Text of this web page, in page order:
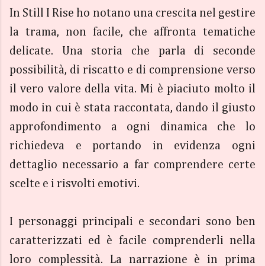
In Still I Rise ho notano una crescita nel gestire
la trama, non facile, che affronta tematiche
delicate. Una storia che parla di seconde
possibilità, di riscatto e di comprensione verso
il vero valore della vita. Mi è piaciuto molto il
modo in cui è stata raccontata, dando il giusto
approfondimento a ogni dinamica che lo
richiedeva e portando in evidenza ogni
dettaglio necessario a far comprendere certe
scelte e i risvolti emotivi.
I personaggi principali e secondari sono ben
caratterizzati ed è facile comprenderli nella
loro complessità. La narrazione è in prima